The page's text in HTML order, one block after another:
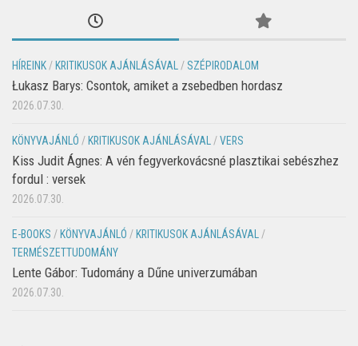
HÍREINK / KRITIKUSOK AJÁNLÁSÁVAL / SZÉPIRODALOM
Łukasz Barys: Csontok, amiket a zsebedben hordasz
2026.07.30.
KÖNYVAJÁNLÓ / KRITIKUSOK AJÁNLÁSÁVAL /VERS
Kiss Judit Ágnes: A vén fegyverkovácsné plasztikai sebészhez
fordul : versek
2026.07.30.
E-BOOKS / KÖNYVAJÁNLÓ / KRITIKUSOK AJÁNLÁSÁVAL
/
TERMÉSZETTUDOMÁNY
Lente Gábor: Tudomány a Dűne univerzumában
2026.07.30.